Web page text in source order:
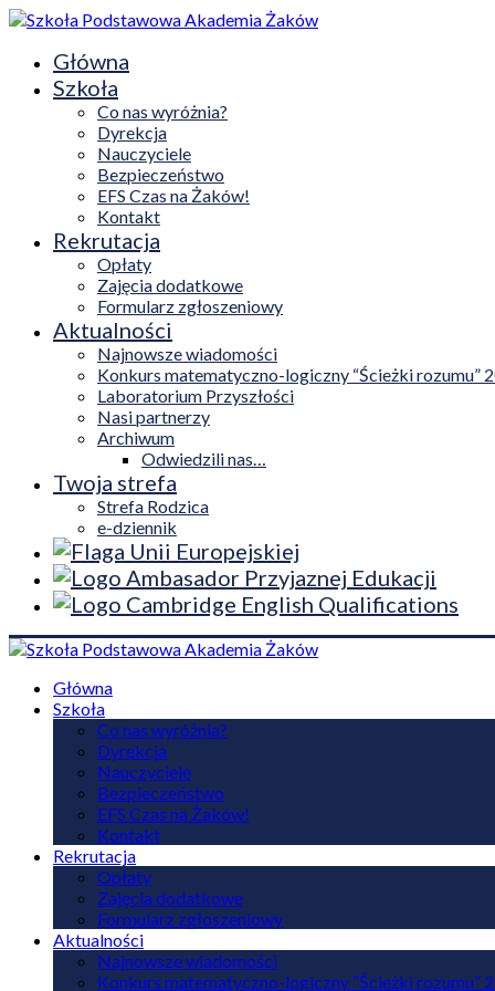
Główna
Szkoła
Co nas wyróżnia?
Dyrekcja
Nauczyciele
Bezpieczeństwo
EFS Czas na Żaków!
Kontakt
Rekrutacja
Opłaty
Zajęcia dodatkowe
Formularz zgłoszeniowy
Aktualności
Najnowsze wiadomości
Konkurs matematyczno-logiczny “Ścieżki rozumu”
Laboratorium Przyszłości
Nasi partnerzy
Archiwum
Odwiedzili nas…
Twoja strefa
Strefa Rodzica
e-dziennik
Główna
Szkoła
Co nas wyróżnia?
Dyrekcja
Nauczyciele
Bezpieczeństwo
EFS Czas na Żaków!
Kontakt
Rekrutacja
Opłaty
Zajęcia dodatkowe
Formularz zgłoszeniowy
Aktualności
Najnowsze wiadomości
Konkurs matematyczno-logiczny “Ścieżki rozumu”